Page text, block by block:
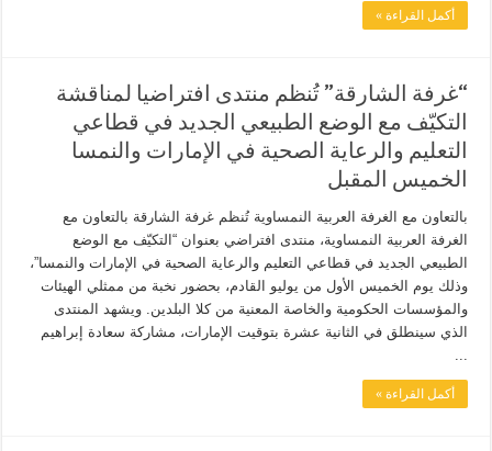
أكمل القراءة »
“غرفة الشارقة” تُنظم منتدى افتراضيا لمناقشة
التكيّف مع الوضع الطبيعي الجديد في قطاعي
التعليم والرعاية الصحية في الإمارات والنمسا
الخميس المقبل
بالتعاون مع الغرفة العربية النمساوية تُنظم غرفة الشارقة بالتعاون مع
الغرفة العربية النمساوية، منتدى افتراضي بعنوان “التكيّف مع الوضع
الطبيعي الجديد في قطاعي التعليم والرعاية الصحية في الإمارات والنمسا”،
وذلك يوم الخميس الأول من يوليو القادم، بحضور نخبة من ممثلي الهيئات
والمؤسسات الحكومية والخاصة المعنية من كلا البلدين. ويشهد المنتدى
الذي سينطلق في الثانية عشرة بتوقيت الإمارات، مشاركة سعادة إبراهيم
أكمل القراءة »